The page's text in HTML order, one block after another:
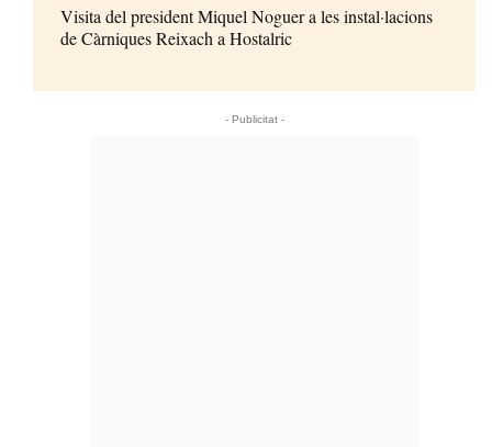
Visita del president Miquel Noguer a les instal·lacions
de Càrniques Reixach a Hostalric
- Publicitat -